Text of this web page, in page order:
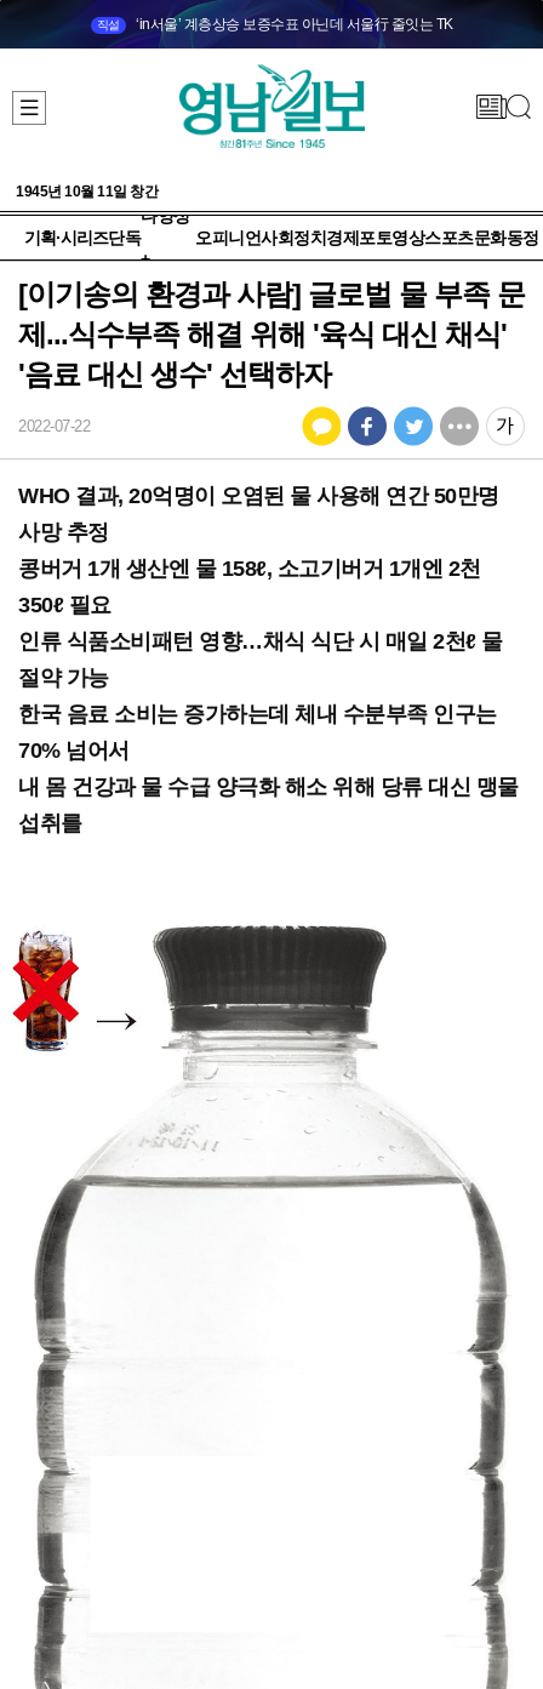
직설 ‘in서울’ 계층상승 보증수표 아닌데 서울行 줄잇는 TK
1945년 10월 11일 창간
기획·시리즈단독
다양성
+
오피니언사회정치 경제 포토영상스포츠문화동정
[이기송의 환경과 사람] 글로벌 물 부족 문
제...식수부족 해결 위해 '육식 대신 채식'
'음료 대신 생수' 선택하자
2022-07-22
WHO 결과, 20억명이 오염된 물 사용해 연간 50만명
사망 추정
콩버거 1개 생산엔 물 158ℓ, 소고기버거 1개엔 2천
350ℓ 필요
인류 식품소비패턴 영향…채식 식단 시 매일 2천ℓ 물
절약 가능
한국 음료 소비는 증가하는데 체내 수분부족 인구는
70% 넘어서
내 몸 건강과 물 수급 양극화 해소 위해 당류 대신 맹물
섭취를